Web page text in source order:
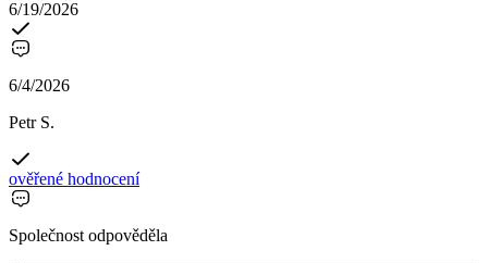
6/19/2026
6/4/2026
Petr S.
ověřené hodnocení
Společnost odpověděla